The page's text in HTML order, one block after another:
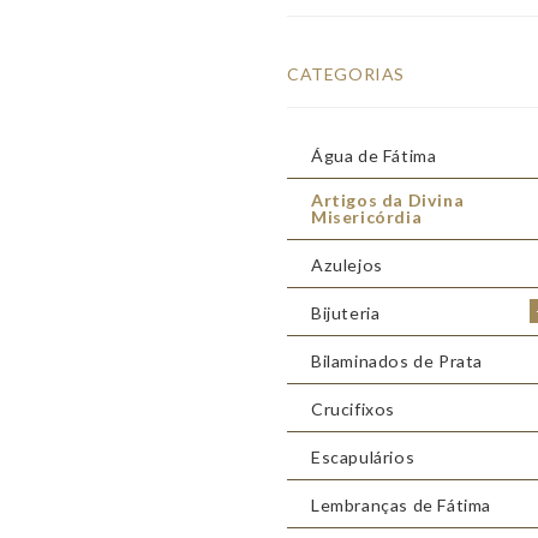
CATEGORIAS
Água de Fátima
Artigos da Divina
Misericórdia
Azulejos
Bijuteria
Bilaminados de Prata
Crucifixos
Escapulários
Lembranças de Fátima